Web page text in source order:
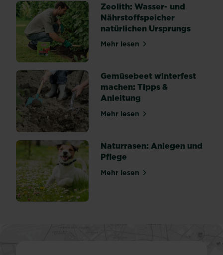
Zeolith: Wasser- und
Nährstoffspeicher
natürlichen Ursprungs
Mehr lesenüber Zeolith: Wasser- und
Gemüsebeet winterfest
machen: Tipps &
Anleitung
Mehr lesenüber Gemüsebeet
Naturrasen: Anlegen und
Pflege
Mehr lesenüber Naturrasen: Anlegen